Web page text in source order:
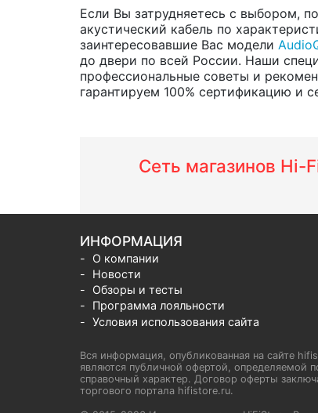
Если Вы затрудняетесь с выбором,
акустический кабель по
заинтересовавшие Вас модели
до двери по всей России. Наши
профессиональные советы и
гарантируем 100% сертификацию и
Сеть магазинов Hi-
ИНФОРМАЦИЯ
О компании
Новости
Обзоры и тесты
Программа лояльности
Условия использования сайта
Вся информация, опубликованная на сайте
являются публичной офертой, определяемой
справочный характер. Договор оферты
торгового портала hifistore.ru.